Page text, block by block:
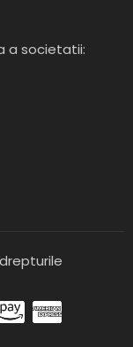
a societatii: